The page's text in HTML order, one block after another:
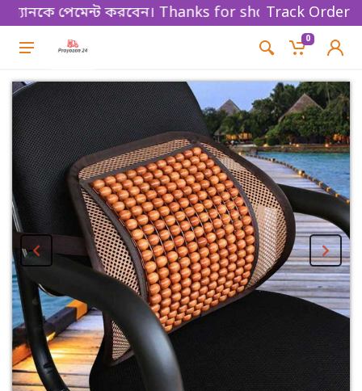
পেমেন্ট করবেন। Thanks for shopping!Track Order
0